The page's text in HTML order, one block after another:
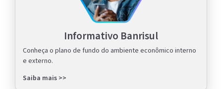
Informativo Banrisul
Conheça o plano de fundo do ambiente econômico interno
e externo.
Saiba mais >>